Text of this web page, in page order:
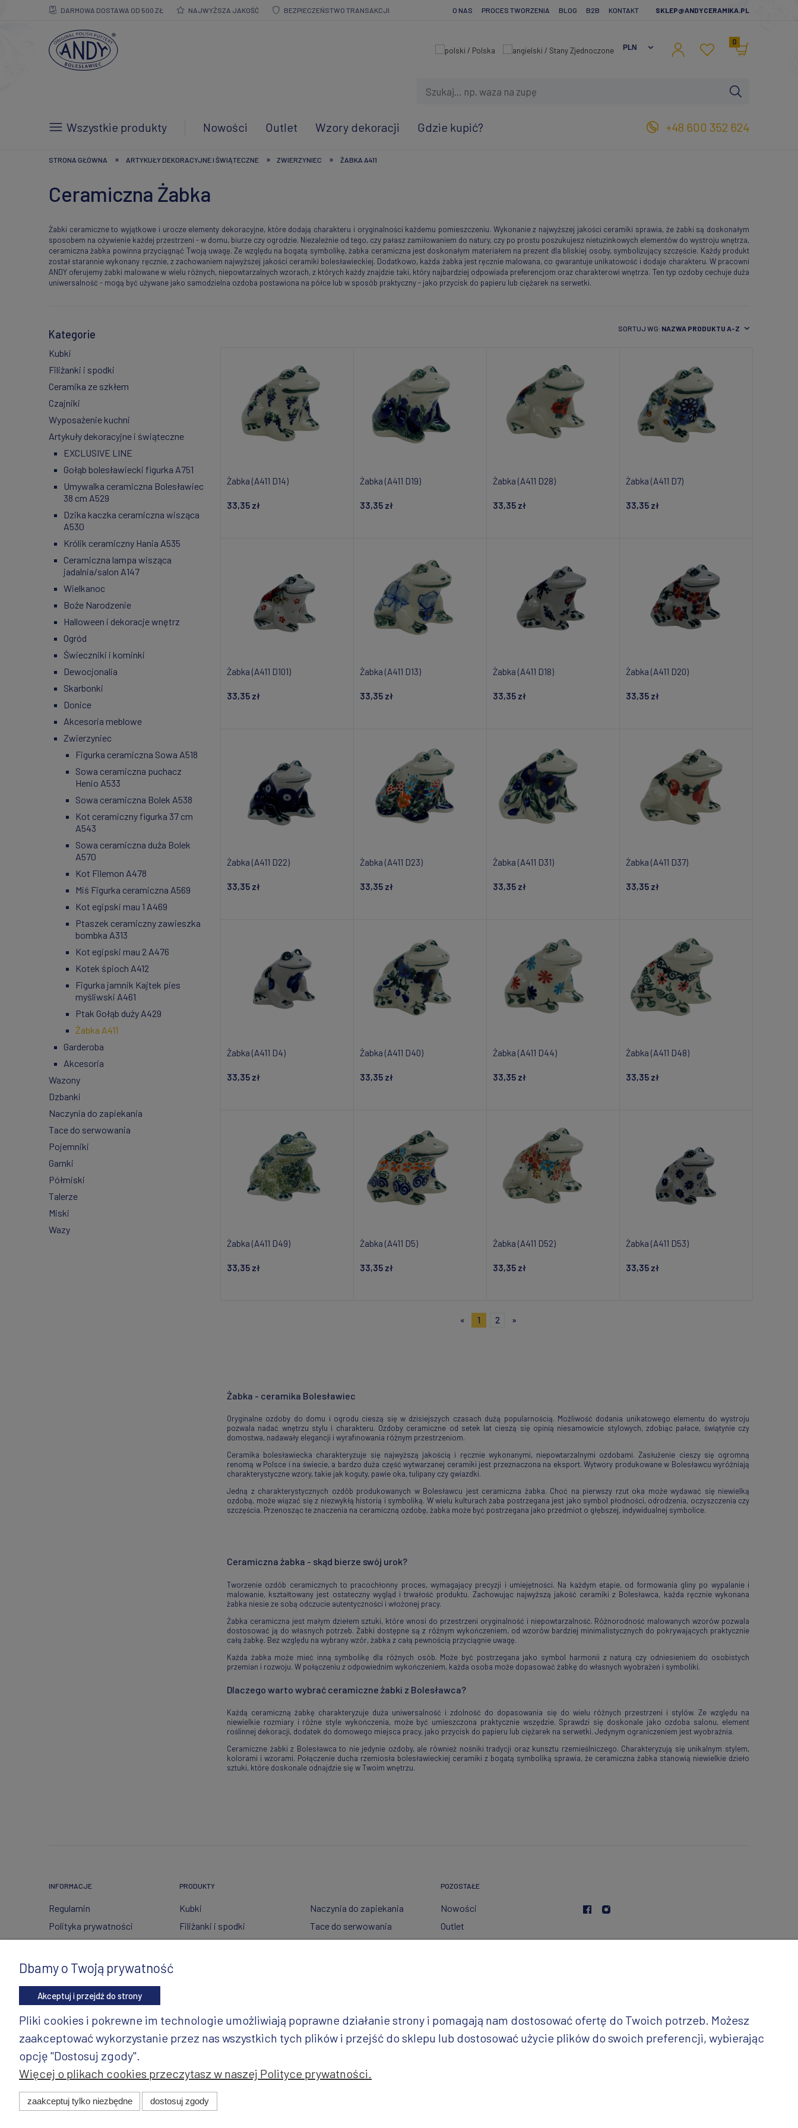
DARMOWA DOSTAWA OD 500 ZŁ NAJWYŻSZA JAKOŚĆ BEZPIECZEŃSTWO TRANSAKCJI O NAS PROCES TWORZENIA BLOG B2B KONTAKT SKLEP@ANDYCERAMIKA.PL
0
Wszystkie produkty Nowości Outlet Wzory dekoracji Gdzie kupić? +48 600 352 624
STRONA GŁÓWNA » ARTYKUŁY DEKORACYJNE I ŚWIĄTECZNE » ZWIERZYNIEC » ŻABKA A411
Ceramiczna Żabka
Żabki ceramiczne to wyjątkowe i urocze elementy dekoracyjne, które dodają charakteru i oryginalności każdemu pomieszczeniu. Wykonanie z najwyższej jakości ceramiki sprawia, że żabki są doskonałym
sposobem na ożywienie każdej przestrzeni - w domu, biurze czy ogrodzie. Niezależnie od tego, czy pałasz zamiłowaniem do natury, czy po prostu poszukujesz nietuzinkowych elementów do wystroju wnętrza,
ceramiczna żabka powinna przyciągnąć Twoją uwagę. Ze względu na bogatą symbolikę, żabka ceramiczna jest doskonałym materiałem na prezent dla bliskiej osoby, symbolizujący szczęście. Każdy produkt
został starannie wykonany ręcznie, z zachowaniem najwyższej jakości ceramiki bolesławieckiej. Dodatkowo, każda żabka jest ręcznie malowana, co gwarantuje unikatowość i dodaje charakteru. W pracowni
ANDY oferujemy żabki malowane w wielu różnych, niepowtarzalnych wzorach, z których każdy znajdzie taki, który najbardziej odpowiada preferencjom oraz charakterowi wnętrza. Ten typ ozdoby cechuje duża
uniwersalność - mogą być używane jako samodzielna ozdoba postawiona na półce lub w sposób praktyczny - jako przycisk do papieru lub ciężarek na serwetki.
Kategorie
Kubki
Filiżanki i spodki
Ceramika ze szkłem
Czajniki
Wyposażenie kuchni
Artykuły dekoracyjne i świąteczne
EXCLUSIVE LINE
Gołąb bolesławiecki figurka A751
Umywalka ceramiczna Bolesławiec
38 cm A529
Dzika kaczka ceramiczna wisząca
A530
Królik ceramiczny Hania A535
Ceramiczna lampa wisząca
jadalnia/salon A147
Wielkanoc
Boże Narodzenie
Halloween i dekoracje wnętrz
Ogród
Świeczniki i kominki
Dewocjonalia
Skarbonki
Donice
Akcesoria meblowe
Zwierzyniec
Figurka ceramiczna Sowa A518
Sowa ceramiczna puchacz
Henio A533
Sowa ceramiczna Bolek A538
Kot ceramiczny figurka 37 cm
A543
Sowa ceramiczna duża Bolek
A570
Kot Filemon A478
Miś Figurka ceramiczna A569
Kot egipski mau 1 A469
Ptaszek ceramiczny zawieszka
bombka A313
Kot egipski mau 2 A476
Kotek śpioch A412
Figurka jamnik Kajtek pies
myśliwski A461
Ptak Gołąb duży A429
Żabka A411
Garderoba
Akcesoria
Wazony
Dzbanki
Naczynia do zapiekania
Tace do serwowania
Pojemniki
Garnki
Półmiski
Talerze
Miski
Wazy
SORTUJ WG: NAZWA PRODUKTU A-Z
Żabka (A411 D14)
33,35 zł
Żabka (A411 D19)
33,35 zł
Żabka (A411 D28)
33,35 zł
Żabka (A411 D7)
33,35 zł
Żabka (A411 D101)
33,35 zł
Żabka (A411 D13)
33,35 zł
Żabka (A411 D18)
33,35 zł
Żabka (A411 D20)
33,35 zł
Żabka (A411 D22)
33,35 zł
Żabka (A411 D23)
33,35 zł
Żabka (A411 D31)
33,35 zł
Żabka (A411 D37)
33,35 zł
Żabka (A411 D4)
33,35 zł
Żabka (A411 D40)
33,35 zł
Żabka (A411 D44)
33,35 zł
Żabka (A411 D48)
33,35 zł
Żabka (A411 D49)
33,35 zł
Żabka (A411 D5)
33,35 zł
Żabka (A411 D52)
33,35 zł
Żabka (A411 D53)
33,35 zł
« 1 2 »
Żabka - ceramika Bolesławiec
Oryginalne ozdoby do domu i ogrodu cieszą się w dzisiejszych czasach dużą popularnością. Możliwość dodania unikatowego elementu do wystroju
pozwala nadać wnętrzu stylu i charakteru. Ozdoby ceramiczne od setek lat cieszą się opinią niesamowicie stylowych, zdobiąc pałace, świątynie czy
domostwa, nadawały elegancji i wyrafinowania różnym przestrzeniom.
Ceramika bolesławiecka charakteryzuje się najwyższą jakością i ręcznie wykonanymi, niepowtarzalnymi ozdobami. Zasłużenie cieszy się ogromną
renomą w Polsce i na świecie, a bardzo duża część wytwarzanej ceramiki jest przeznaczona na eksport. Wytwory produkowane w Bolesławcu wyróżniają
charakterystyczne wzory, takie jak koguty, pawie oka, tulipany czy gwiazdki.
Jedną z charakterystycznych ozdób produkowanych w Bolesławcu jest ceramiczna żabka. Choć na pierwszy rzut oka może wydawać się niewielką
ozdobą, może wiązać się z niezwykłą historią i symboliką. W wielu kulturach żaba postrzegana jest jako symbol płodności, odrodzenia, oczyszczenia czy
szczęścia. Przenosząc te znaczenia na ceramiczną ozdobę, żabka może być postrzegana jako przedmiot o głębszej, indywidualnej symbolice.
Ceramiczna żabka - skąd bierze swój urok?
Tworzenie ozdób ceramicznych to pracochłonny proces, wymagający precyzji i umiejętności. Na każdym etapie, od formowania gliny po wypalanie i
malowanie, kształtowany jest ostateczny wygląd i trwałość produktu. Zachowując najwyższą jakość ceramiki z Bolesławca, każda ręcznie wykonana
żabka niesie ze sobą odczucie autentyczności i włożonej pracy.
Żabka ceramiczna jest małym dziełem sztuki, które wnosi do przestrzeni oryginalność i niepowtarzalność. Różnorodność malowanych wzorów pozwala
dostosować ją do własnych potrzeb. Żabki dostępne są z różnym wykończeniem, od wzorów bardziej minimalistycznych do pokrywających praktycznie
całą żabkę. Bez względu na wybrany wzór, żabka z całą pewnością przyciągnie uwagę.
Każda żabka może mieć inną symbolikę dla różnych osób. Może być postrzegana jako symbol harmonii z naturą czy odniesieniem do osobistych
przemian i rozwoju. W połączeniu z odpowiednim wykończeniem, każda osoba może dopasować żabkę do własnych wyobrażeń i symboliki.
Dlaczego warto wybrać ceramiczne żabki z Bolesławca?
Każdą ceramiczną żabkę charakteryzuje duża uniwersalność i zdolność do dopasowania się do wielu różnych przestrzeni i stylów. Ze względu na
niewielkie rozmiary i różne style wykończenia, może być umieszczona praktycznie wszędzie. Sprawdzi się doskonale jako ozdoba salonu, element
roślinnej dekoracji, dodatek do domowego miejsca pracy, jako przycisk do papieru lub ciężarek na serwetki. Jedynym ograniczeniem jest wyobraźnia.
Ceramiczne żabki z Bolesławca to nie jedynie ozdoby, ale również nośniki tradycji oraz kunsztu rzemieślniczego. Charakteryzują się unikalnym stylem,
kolorami i wzorami. Połączenie ducha rzemiosła bolesławieckiej ceramiki z bogatą symboliką sprawia, że ceramiczna żabka stanowią niewielkie dzieło
sztuki, które doskonale odnajdzie się w Twoim wnętrzu.
INFORMACJE
Regulamin
Polityka prywatności
FAQ
Wysyłka i zwroty
Metody płatności
Twoje zamówienia
Ustawienia konta
Gdzie kupić?
PRODUKTY
Kubki
Filiżanki i spodki
Ceramika ze szkłem
Wazony
Dzbanki
Naczynia do zapiekania
Tace do serwowania
Pojemniki
Wazy
POZOSTAŁE
Nowości
Outlet
Wzory dekoracji
© 2025 ANDY Ceramika. Wszystkie prawa zastrzeżone. Projekt i realizacja:
Dbamy o Twoją prywatność
Akceptuj i przejdź do strony
Pliki cookies i pokrewne im technologie umożliwiają poprawne działanie strony i pomagają nam dostosować ofertę do Twoich potrzeb. Możesz
zaakceptować wykorzystanie przez nas wszystkich tych plików i przejść do sklepu lub dostosować użycie plików do swoich preferencji, wybierając
opcję "Dostosuj zgody".
Więcej o plikach cookies przeczytasz w naszej Polityce prywatności.
zaakceptuj tylko niezbędne dostosuj zgody